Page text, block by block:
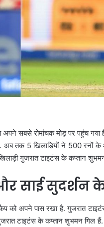
अपने सबसे रोमांचक मोड़ पर पहुंच
तक 5 खिलाड़ियों ने 500 रनों
गुजरात टाइटंस के कप्तान
सुदर्शन
को अपने पास रखा है. गुजरात
टाइटंस के कप्तान शुभमन गिल